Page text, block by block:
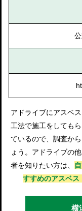
アドライブにアスベ
工法で施工をしても
ているので、調査か
ょう。アドライブの
者を知りたい方は、
すすめのアスベス
横